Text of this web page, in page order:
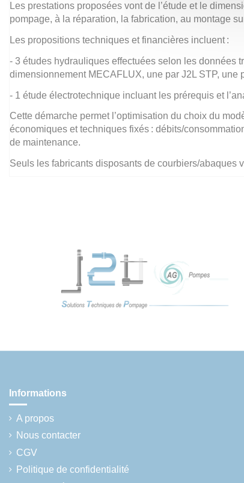
Les prestations proposées vont de l’étude et le
pompage, à la réparation, la fabrication, au montage
Les propositions techniques et financières incluent :
- 3 études hydrauliques effectuées selon les données
dimensionnement MECAFLUX, une par J2L STP, une
- 1 étude électrotechnique incluant les prérequis et
Cette démarche permet l’optimisation du choix du
économiques et techniques fixés : débits/
de maintenance.
Seuls les fabricants disposants de courbiers/abaques
Informations
A propos
Nous contacter
CGV
Politique de confidentialité